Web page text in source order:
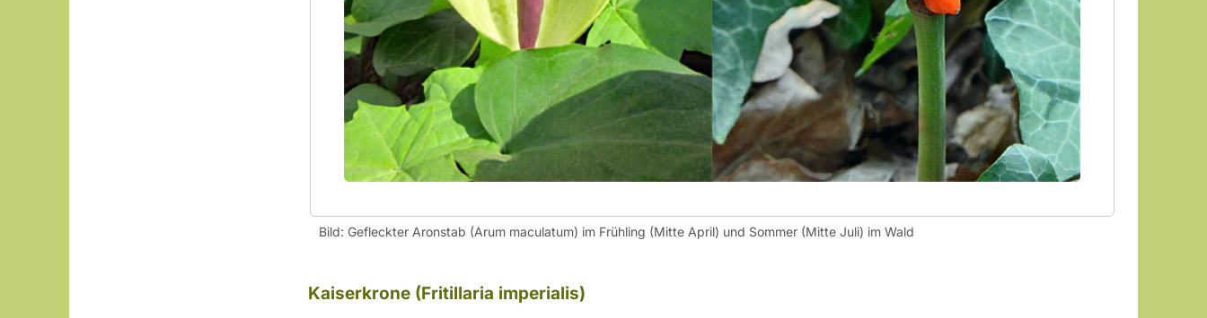
Bild: Gefleckter Aronstab (Arum maculatum) im Frühling (Mitte April) und Sommer (Mitte Juli) im Wald
Kaiserkrone (Fritillaria imperialis)